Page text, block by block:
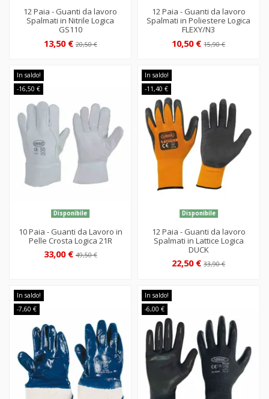
12 Paia - Guanti da lavoro
Spalmati in Nitrile Logica
GS110
13,50 €20,50 €
12 Paia - Guanti da lavoro
Spalmati in Poliestere Logica
FLEXY/N3
10,50 €15,90 €
In saldo!
-16,50 €
Disponibile
10 Paia - Guanti da Lavoro in
Pelle Crosta Logica 21R
33,00 €49,50 €
In saldo!
-11,40 €
Disponibile
12 Paia - Guanti da lavoro
Spalmati in Lattice Logica
DUCK
22,50 €33,90 €
In saldo!
-7,60 €
In saldo!
-6,00 €